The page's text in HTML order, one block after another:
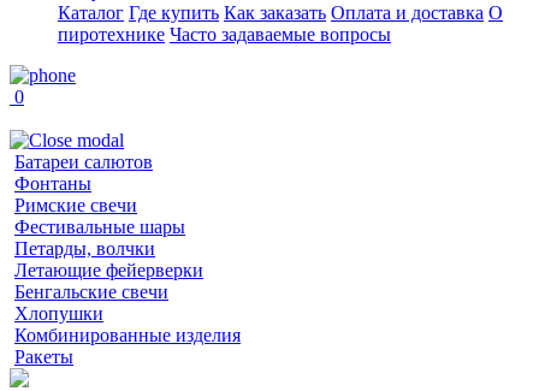
Каталог Где купить Как заказать Оплата и доставка О
пиротехнике Часто задаваемые вопросы
0
Батареи салютов
Фонтаны
Римские свечи
Фестивальные шары
Петарды, волчки
Летающие фейерверки
Бенгальские свечи
Хлопушки
Комбинированные изделия
Ракеты